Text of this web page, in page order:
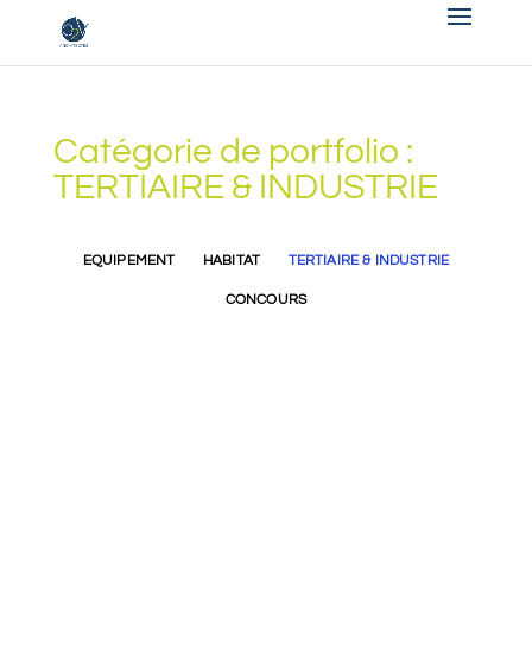
Catégorie de portfolio :
TERTIAIRE & INDUSTRIE
CONCOURS
EQUIPEMENT HABITAT TERTIAIRE & INDUSTRIE